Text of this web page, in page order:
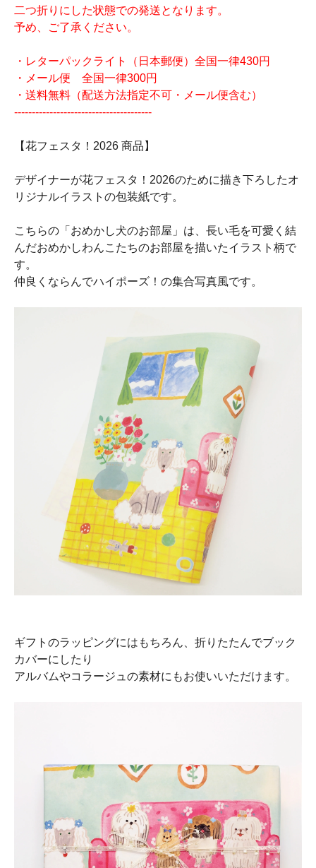
二つ折りにした状態での発送となります。
予め、ご了承ください。
・レターパックライト（日本郵便）全国一律430円
・メール便 全国一律300円
・送料無料（配送方法指定不可・メール便含む）
---------------------------------------
【花フェスタ！2026 商品】
デザイナーが花フェスタ！2026のために描き下ろしたオ
リジナルイラストの包装紙です。
こちらの「おめかし犬のお部屋」は、長い毛を可愛く結
んだおめかしわんこたちのお部屋を描いたイラスト柄で
す。
仲良くならんでハイポーズ！の集合写真風です。
ギフトのラッピングにはもちろん、折りたたんでブック
カバーにしたり
アルバムやコラージュの素材にもお使いいただけます。